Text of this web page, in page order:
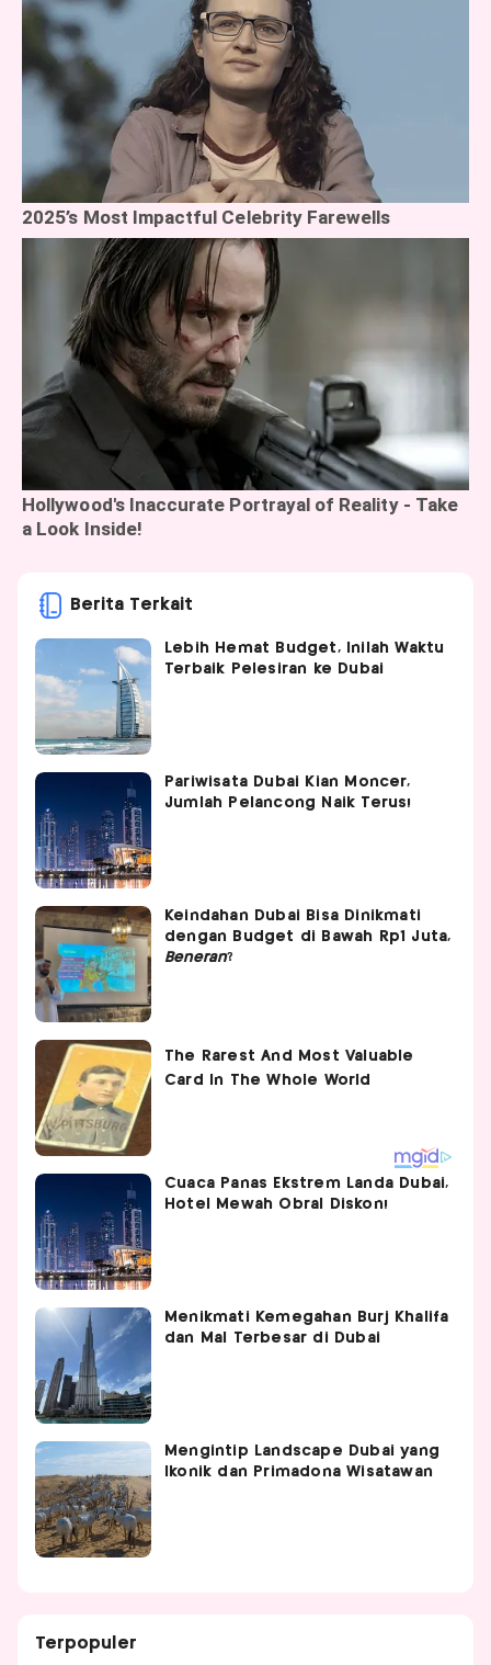
Berita Terkait
Lebih Hemat Budget, Inilah Waktu
Terbaik Pelesiran ke Dubai
Pariwisata Dubai Kian Moncer,
Jumlah Pelancong Naik Terus!
Keindahan Dubai Bisa Dinikmati
dengan Budget di Bawah Rp1 Juta,
Beneran?
Cuaca Panas Ekstrem Landa Dubai,
Hotel Mewah Obral Diskon!
Menikmati Kemegahan Burj Khalifa
dan Mal Terbesar di Dubai
Mengintip Landscape Dubai yang
Ikonik dan Primadona Wisatawan
Terpopuler